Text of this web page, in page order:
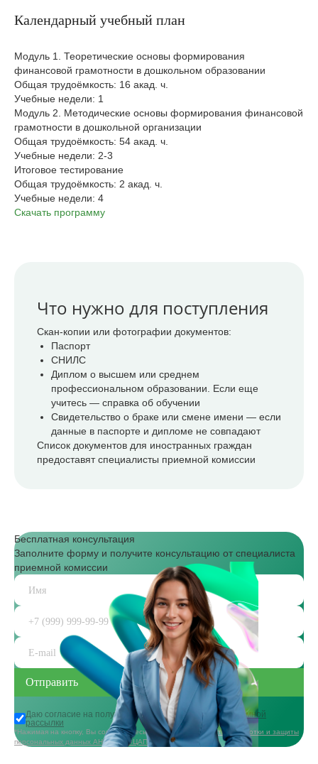
Календарный учебный план
Модуль 1. Теоретические основы формирования
финансовой грамотности в дошкольном образовании
Общая трудоёмкость: 16 акад. ч.
Учебные недели: 1
Модуль 2. Методические основы формирования финансовой
грамотности в дошкольной организации
Общая трудоёмкость: 54 акад. ч.
Учебные недели: 2-3
Итоговое тестирование
Общая трудоёмкость: 2 акад. ч.
Учебные недели: 4
Скачать программу
Что нужно для поступления
Скан-копии или фотографии документов:
Паспорт
СНИЛС
Диплом о высшем или среднем
профессиональном образовании. Если еще
учитесь — справка об обучении
Свидетельство о браке или смене имени — если
данные в паспорте и дипломе не совпадают
Список документов для иностранных граждан
предоставят специалисты приемной комиссии
Бесплатная консультация
Заполните форму и получите консультацию от специалиста
приемной комиссии
Даю согласие на получениеинформационной и рекламной
рассылки
*Нажимая на кнопку, Вы соглашаетесь сполитикой в области обработки и защиты
персональных данных АНО ДПО «ЦАППКК»